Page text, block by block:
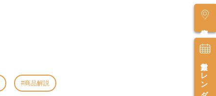
営業カレンダー
商品解説